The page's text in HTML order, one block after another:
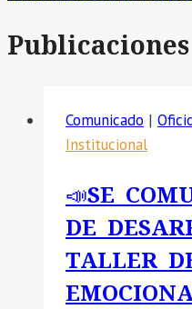
Comunicado |
Institucional
📣SE
DE
TALLER